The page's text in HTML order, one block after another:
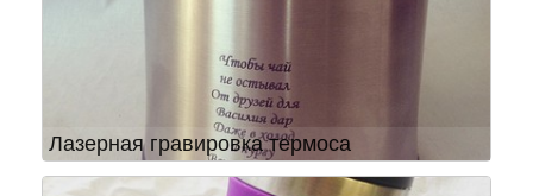
Лазерная гравировка термоса